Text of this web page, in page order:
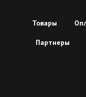
Товары
Партнеры